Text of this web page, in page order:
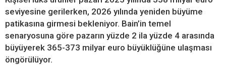
seviyesine gerilerken, 2026 yılında yeniden büyüme
patikasına girmesi bekleniyor. Bain’in temel
senaryosuna göre pazarın yüzde 2 ila yüzde 4 arasında
büyüyerek 365-373 milyar euro büyüklüğüne ulaşması
öngörülüyor.